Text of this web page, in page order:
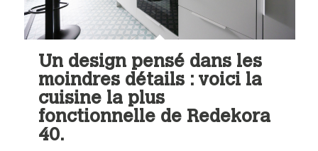
Un design pensé dans les
moindres détails : voici la
cuisine la plus
fonctionnelle de Redekora
40.